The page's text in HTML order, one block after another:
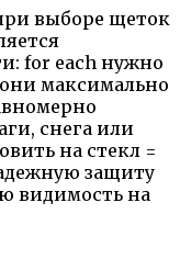
выборе щеток
for each нужно
максимально
снега или
на стекл =
защиту
видимость на